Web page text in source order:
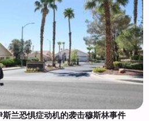
兰恐惧症动机的袭击穆斯林事件